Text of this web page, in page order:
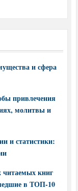
и сфера
привлечения
молитвы и
и статистики:
читаемых книг
в ТОП-10